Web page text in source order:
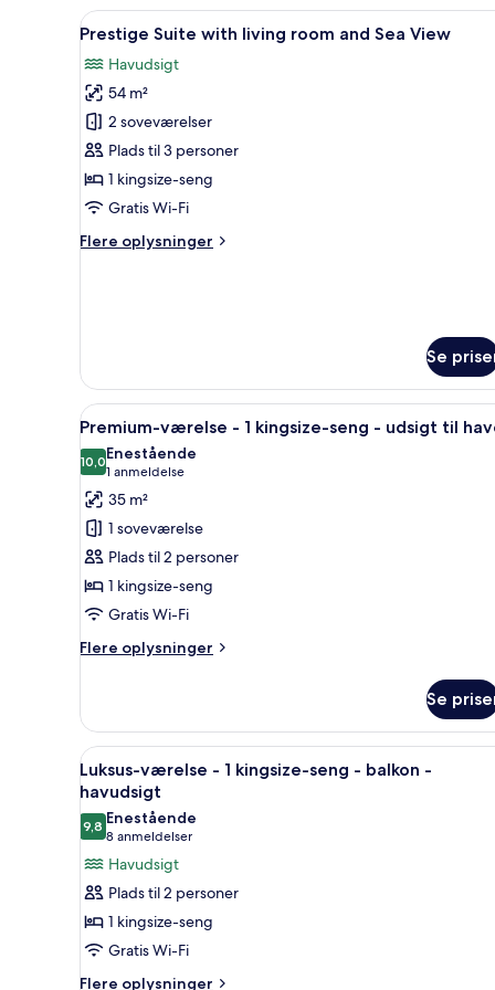
queensize-
-
byudsigt
Indlæs
alle
billeder
af
Prestige
Suite
with
living
and
En moderne stue med en
7
Prestige Suite with living room and Sea View
Havudsigt
54 m²
2 soveværelser
Plads til 3 personer
1 kingsize-seng
Gratis Wi-Fi
Flere oplysninger
Flere
room
and
Sea
View
Se
Indlæs
alle
billeder
af
Premium-
værelse
-
1
kingsize-
seng
til
have
Premium-værelse - 1
11
Premium-værelse - 1 kingsize-seng - udsigt til
10,010,0 ud af 10
Enestående
1 anmeldelse
(1
anmeldelse)
35 m²
1 soveværelse
Plads til 2 personer
1 kingsize-seng
Gratis Wi-Fi
Flere oplysninger
Flere
værelse
1
kingsize-
-
udsigt
til
have
Se
Indlæs
alle
billeder
af
Luksus-
værelse
-
1
kingsize-
Et hotelværelse med en stor
11
Luksus-værelse - 1 kingsize-seng - balkon -
havudsigt
9,89,8 ud af 10
Enestående
8 anmeldelser
(8
anmeldelser)
Havudsigt
Plads til 2 personer
1 kingsize-seng
Gratis Wi-Fi
Flere oplysninger
Flere